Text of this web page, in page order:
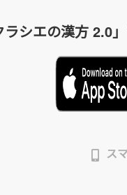
ラシエの漢方 2.0
ス